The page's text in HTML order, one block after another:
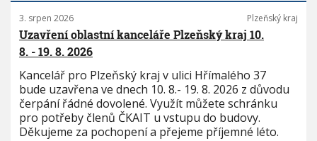
3. srpen 2026 Plzeňský kraj
Uzavření oblastní kanceláře Plzeňský kraj 10.
8. - 19. 8. 2026
Kancelář pro Plzeňský kraj v ulici Hřímalého 37
bude uzavřena ve dnech 10. 8.- 19. 8. 2026 z důvodu
čerpání řádné dovolené. Využít můžete schránku
pro potřeby členů ČKAIT u vstupu do budovy.
Děkujeme za pochopení a přejeme příjemné léto.